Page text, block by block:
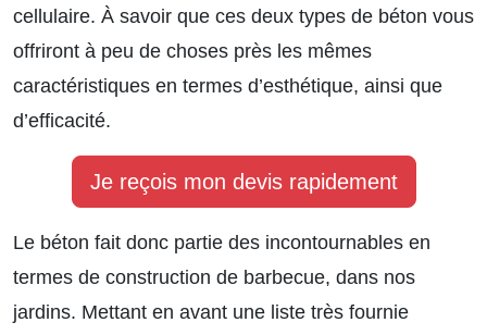
cellulaire. À savoir que ces deux types de béton vous
offriront à peu de choses près les mêmes
caractéristiques en termes d’esthétique, ainsi que
d’efficacité.
Je reçois mon devis rapidement
Le béton fait donc partie des incontournables en
termes de construction de barbecue, dans nos
jardins. Mettant en avant une liste très fournie